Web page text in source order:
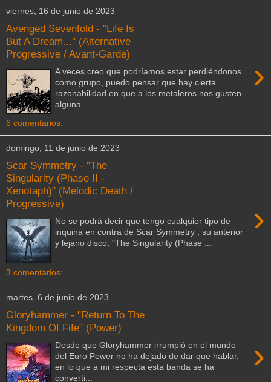
viernes, 16 de junio de 2023
Avenged Sevenfold - "Life Is
But A Dream..." (Alternative
Progressive / Avant-Garde)
›
A veces creo que podríamos estar perdiéndonos
como grupo, puedo pensar que hay cierta
razonabilidad en que a los metaleros nos gusten
alguna...
6 comentarios:
domingo, 11 de junio de 2023
Scar Symmetry - "The
Singularity (Phase II -
Xenotaph)" (Melodic Death /
Progressive)
›
No se podrá decir que tengo cualquier tipo de
inquina en contra de Scar Symmetry , su anterior
y lejano disco, "The Singularity (Phase ...
3 comentarios:
martes, 6 de junio de 2023
Gloryhammer - "Return To The
Kingdom Of Fife" (Power)
›
Desde que Gloryhammer irrumpió en el mundo
del Euro Power no ha dejado de dar que hablar,
en lo que a mi respecta esta banda se ha
converti...